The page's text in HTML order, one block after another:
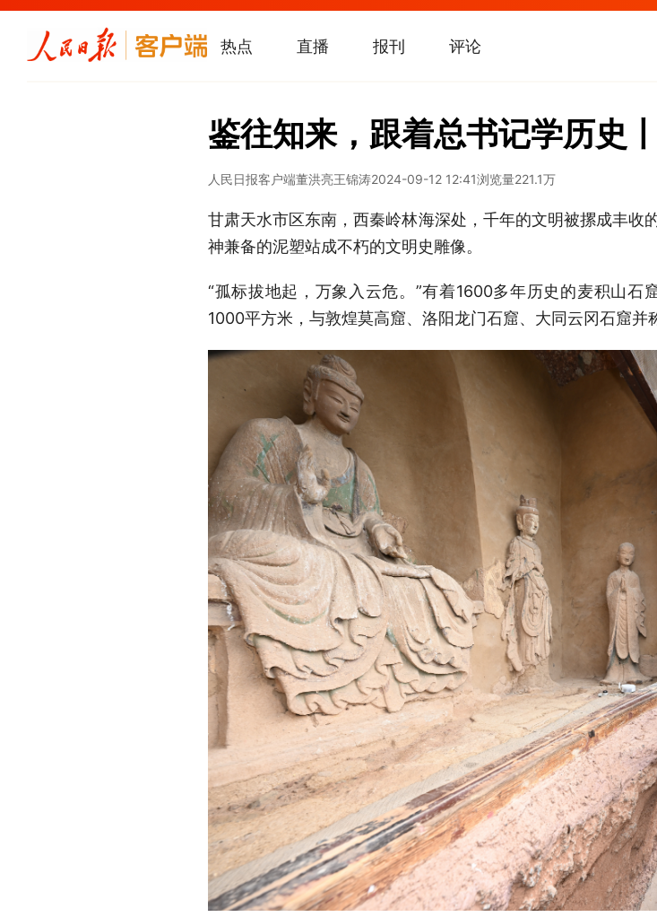
热点 直播 报刊 评论
鉴往知来，跟着总书记学历史
人民日报客户端董洪亮王锦涛2024-09-12 12:41浏览量221.1万
甘肃天水市区东南，西秦岭林海深处，千年的文明被摞成丰收
神兼备的泥塑站成不朽的文明史雕像。
“孤标拔地起，万象入云危。”有着1600多年历史的麦积山石
1000平方米，与敦煌莫高窟、洛阳龙门石窟、大同云冈石窟并